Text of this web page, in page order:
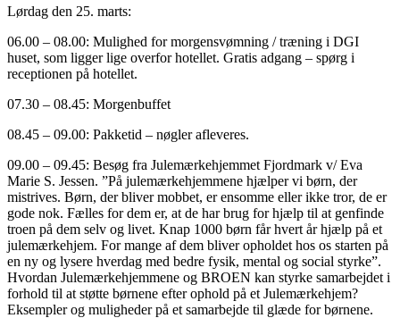
Lørdag den 25. marts:
06.00 – 08.00: Mulighed for morgensvømning / træning i DGI
huset, som ligger lige overfor hotellet. Gratis adgang – spørg i
receptionen på hotellet.
07.30 – 08.45: Morgenbuffet
08.45 – 09.00: Pakketid – nøgler afleveres.
09.00 – 09.45: Besøg fra Julemærkehjemmet Fjordmark v/ Eva
Marie S. Jessen. ”På julemærkehjemmene hjælper vi børn, der
mistrives. Børn, der bliver mobbet, er ensomme eller ikke tror, de er
gode nok. Fælles for dem er, at de har brug for hjælp til at genfinde
troen på dem selv og livet. Knap 1000 børn får hvert år hjælp på et
julemærkehjem. For mange af dem bliver opholdet hos os starten på
en ny og lysere hverdag med bedre fysik, mental og social styrke”.
Hvordan Julemærkehjemmene og BROEN kan styrke samarbejdet i
forhold til at støtte børnene efter ophold på et Julemærkehjem?
Eksempler og muligheder på et samarbejde til glæde for børnene.